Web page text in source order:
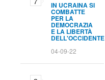
IN UCRAINA SI
COMBATTE
PER LA
DEMOCRAZIA
E LA LIBERTÀ
DELL'OCCIDENTE
04-09-22